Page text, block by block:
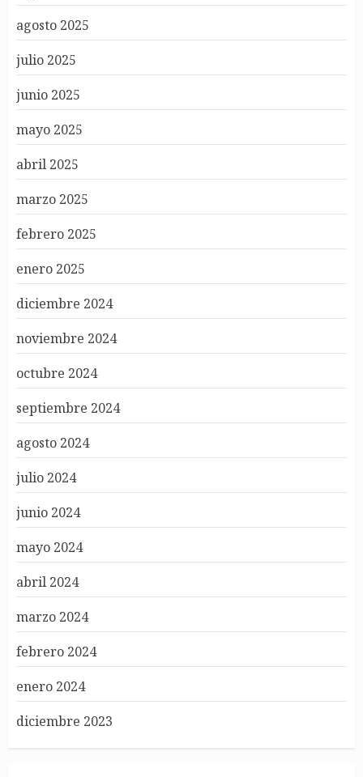
agosto 2025
julio 2025
junio 2025
mayo 2025
abril 2025
marzo 2025
febrero 2025
enero 2025
diciembre 2024
noviembre 2024
octubre 2024
septiembre 2024
agosto 2024
julio 2024
junio 2024
mayo 2024
abril 2024
marzo 2024
febrero 2024
enero 2024
diciembre 2023